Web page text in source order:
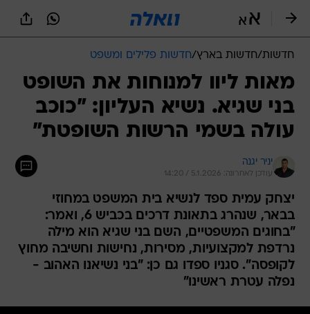
חדשות/חדשות בארץ/חדשות פלילים ומשפט
מאות ליוו למנוחות את השופט
בני שגיא. נשיא העליון: "כוכב
עולה בשמי הרשות השופטת"
יניר יגנה
עודכן לאחרונה: 5.1.2026 / 14:20
יצחק עמית ספד לנשיא בית המשפט במחוזי
בבאר, שנהרג בתאונת דרכים בכביש 6, ואמר:
"בחוגים המשפטיים, השם בני שגיא הוא מילה
נרדפת למקצועיות, מסירות, נחישות וחשיבה מחוץ
לקופסה". סגניו ספדו גם כן: "בני נשיאנו האהוב -
נפלה עטרת ראשינו"